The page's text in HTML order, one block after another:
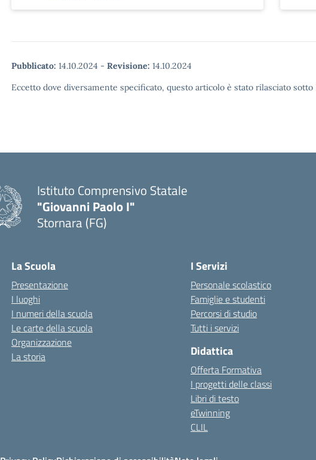
Pubblicato: 14.10.2024 - Revisione: 14.10.2024
Eccetto dove diversamente specificato, questo articolo è stato rilasciato
Istituto Comprensivo Statale
"Giovanni Paolo I"
Stornara (FG)
La Scuola
Presentazione
I luoghi
I numeri della scuola
Le carte della scuola
Organizzazione
La storia
I Servizi
Personale scolastico
Famiglie e studenti
Percorsi di studio
Tutti i servizi
Didattica
Offerta Formativa
I progetti delle classi
Libri di testo
eTwinning
CLIL